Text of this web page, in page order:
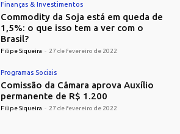
Finanças & Investimentos
Commodity da Soja está em queda de
1,5%: o que isso tem a ver com o
Brasil?
Filipe Siqueira - 27 de fevereiro de 2022
Programas Sociais
Comissão da Câmara aprova Auxílio
permanente de R$ 1.200
Filipe Siqueira - 27 de fevereiro de 2022